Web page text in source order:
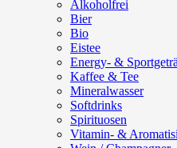
Alkoholfrei
Bier
Bio
Eistee
Energy- &
Kaffee & Tee
Mineralwasser
Softdrinks
Spirituosen
Vitamin- &